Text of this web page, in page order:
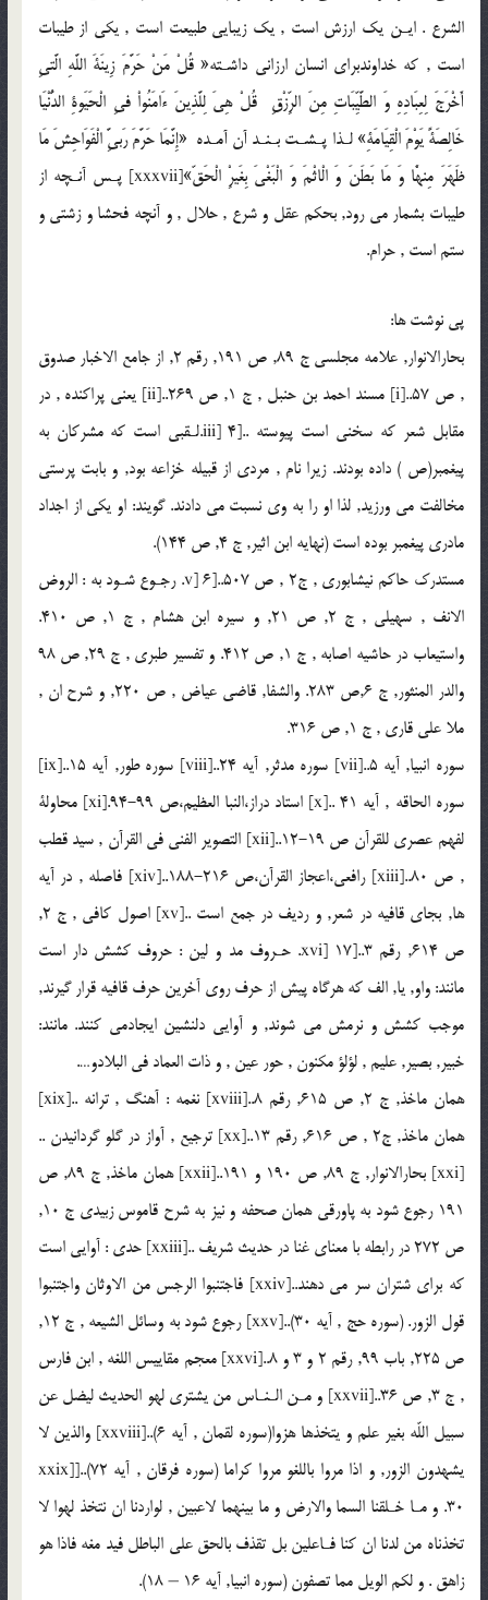
الشرع . ايـن يك ارزش است , يك زيبايى طبيعت است , يكى از طيبات
است , كه خداوندبراى انسان ارزانى داشـته« قُلْ مَنْ حَرَّمَ زِينَةَ اللَّهِ الَّتىِ
أَخْرَجَ لِعِبَادِهِ وَ الطَّيِّبَاتِ مِنَ الرِّزْقِ قُلْ هِىَ لِلَّذِينَ ءَامَنُواْ فىِ الْحَيَوةِ الدُّنْيَا
خَالِصَةً يَوْمَ الْقِيَامَةِ» لـذا پـشـت بـنـد آن آمـده «إِنَّمَا حَرَّمَ رَبىّ‏َِ الْفَوَاحِشَ مَا
ظَهَرَ مِنهَْا وَ مَا بَطَنَ وَ الْاثْمَ وَ الْبَغْىَ بِغَيرِْ الْحَقّ»[xxxvii] پـس آنـچه از
طيبات بشمار مى رود, بحكم عقل و شرع , حلال , و آنچه فحشا و زشتى و
ستم است , حرام.
پي نوشت ها:
بحارالانوار, علامه مجلسى ج 89, ص 191, رقم 2, از جامع الاخبار صدوق
, ص 57..[i] مسند احمد بن حنبل , ج 1, ص 269..[ii] يعنى پراكنده , در
مقابل شعر كه سخنى است پيوسته ..[iii] 4.لـقبى است كه مشركان به
پيغمبر(ص ) داده بودند. زيرا نام , مردى از قبيله خزاعه بود, و بابت پرستى
مخالفت مى ورزيد, لذا او را به وى نسبت مى دادند. گويند: او يكى از اجداد
مادرى پيغمبر بوده است (نهايه ابن اثير, ج 4, ص 144).
مستدرك حاكم نيشابورى , ج2 , ص 507..[v] 6. رجـوع شـود به : الروض
الانف , سهيلى , ج 2, ص 21, و سيره ابن هشام , ج 1, ص 410.
واستيعاب در حاشيه اصابه , ج 1, ص 412. و تفسير طبرى , ج 29, ص 98
والدر المنثور, ج 6,ص 283. والشفا, قاضى عياض , ص 220, و شرح ان ,
ملا على قارى , ج 1, ص 316.
سوره انبيا, آيه 5..[vii] سوره مدثر, آيه 24..[viii] سوره طور, آيه 15..[ix]
سوره الحاقه , آيه 41 ..[x] استاد دراز،النبا العظيم،ص 99-94.[xi] محاولة
لفهم عصري للقرآن ص 19-12..[xii] التصوير الفنى فى القرآن , سيد قطب
, ص 80..[xiii] رافعى،اعجاز القرآن،ص 216-188..[xiv] فاصله , در آيه
ها, بجاى قافيه در شعر, و رديف در جمع است ..[xv] اصول كافى , ج 2,
ص 614, رقم 3..[xvi] 17. حـروف مد و لين : حروف كشش دار است
مانند: واو, يا, الف كه هرگاه پيش از حرف روى آخرين حرف قافيه قرار گيرند,
موجب كشش و نرمش مى شوند, و آوايى دلنشين ايجادمى كنند. مانند:
خبير, بصير, عليم , لؤلؤ مكنون , حور عين , و ذات العماد فى البلادو….
همان ماخذ, ج 2, ص 615, رقم 8..[xviii] نغمه : آهنگ , ترانه ..[xix]
همان ماخذ, ج2 , ص 616, رقم 13..[xx] ترجيع , آواز در گلو گردانيدن ..
[xxi] بحارالانوار, ج 89, ص 190 و 191..[xxii] همان ماخذ, ج 89, ص
191 رجوع شود به پاورقى همان صحفه و نيز به شرح قاموس زبيدى ج 10,
ص 272 در رابطه با معناى غنا در حديث شريف ..[xxiii] حدى : آوايى است
كه براى شتران سر مى دهند..[xxiv] فاجتنبوا الرجس من الاوثان واجتنبوا
قول الزور. (سوره حج , آيه 30)..[xxv] رجوع شود به وسائل الشيعه , ج 12,
ص 225, باب 99, رقم 2 و 3 و 8..[xxvi] معجم مقاييس اللغه , ابن فارس
, ج 3, ص 36..[xxvii] و مـن الـنـاس من يشترى لهو الحديث ليضل عن
سبيل اللّه بغير علم و يتخذها هزوا(سوره لقمان , آيه 6)..[xxviii] والذين لا
يشهدون الزور, و اذا مروا باللغو مروا كراما (سوره فرقان , آيه 72)..[xxix]
30. و مـا خـلقنا السما والارض و ما بينهما لاعبين , لواردنا ان نتخذ لهوا لا
تخذناه من لدنا ان كنا فـاعلين بل تقذف بالحق على الباطل فيد مغه فاذا هو
زاهق . و لكم الويل مما تصفون (سوره انبيا, آيه 16 – 18).